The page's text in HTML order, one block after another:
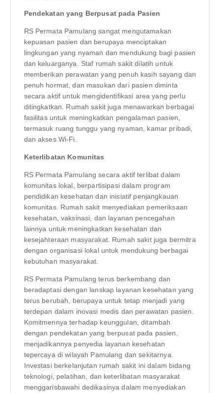
Pendekatan yang Berpusat pada Pasien
RS Permata Pamulang sangat mengutamakan
kepuasan pasien dan berupaya menciptakan
lingkungan yang nyaman dan mendukung bagi pasien
dan keluarganya. Staf rumah sakit dilatih untuk
memberikan perawatan yang penuh kasih sayang dan
penuh hormat, dan masukan dari pasien diminta
secara aktif untuk mengidentifikasi area yang perlu
ditingkatkan. Rumah sakit juga menawarkan berbagai
fasilitas untuk meningkatkan pengalaman pasien,
termasuk ruang tunggu yang nyaman, kamar pribadi,
dan akses Wi-Fi.
Keterlibatan Komunitas
RS Permata Pamulang secara aktif terlibat dalam
komunitas lokal, berpartisipasi dalam program
pendidikan kesehatan dan inisiatif penjangkauan
komunitas. Rumah sakit menyediakan pemeriksaan
kesehatan, vaksinasi, dan layanan pencegahan
lainnya untuk meningkatkan kesehatan dan
kesejahteraan masyarakat. Rumah sakit juga bermitra
dengan organisasi lokal untuk mendukung berbagai
kebutuhan masyarakat.
RS Permata Pamulang terus berkembang dan
beradaptasi dengan lanskap layanan kesehatan yang
terus berubah, berupaya untuk tetap menjadi yang
terdepan dalam inovasi medis dan perawatan pasien.
Komitmennya terhadap keunggulan, ditambah
dengan pendekatan yang berpusat pada pasien,
menjadikannya penyedia layanan kesehatan
tepercaya di wilayah Pamulang dan sekitarnya.
Investasi berkelanjutan rumah sakit ini dalam bidang
teknologi, pelatihan, dan keterlibatan masyarakat
menggarisbawahi dedikasinya dalam menyediakan